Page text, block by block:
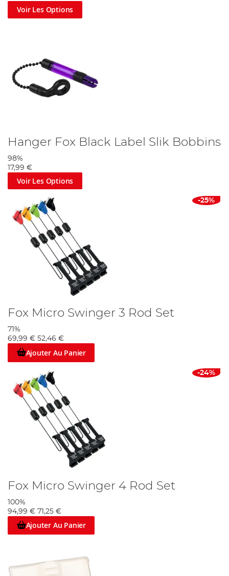
Voir Les Options
Hanger Fox Black Label Slik Bobbins
98%
17,99 €
Voir Les Options
-25%
Fox Micro Swinger 3 Rod Set
71%
69,99 € 52,46 €
Ajouter Au Panier
-24%
Fox Micro Swinger 4 Rod Set
100%
94,99 € 71,25 €
Ajouter Au Panier